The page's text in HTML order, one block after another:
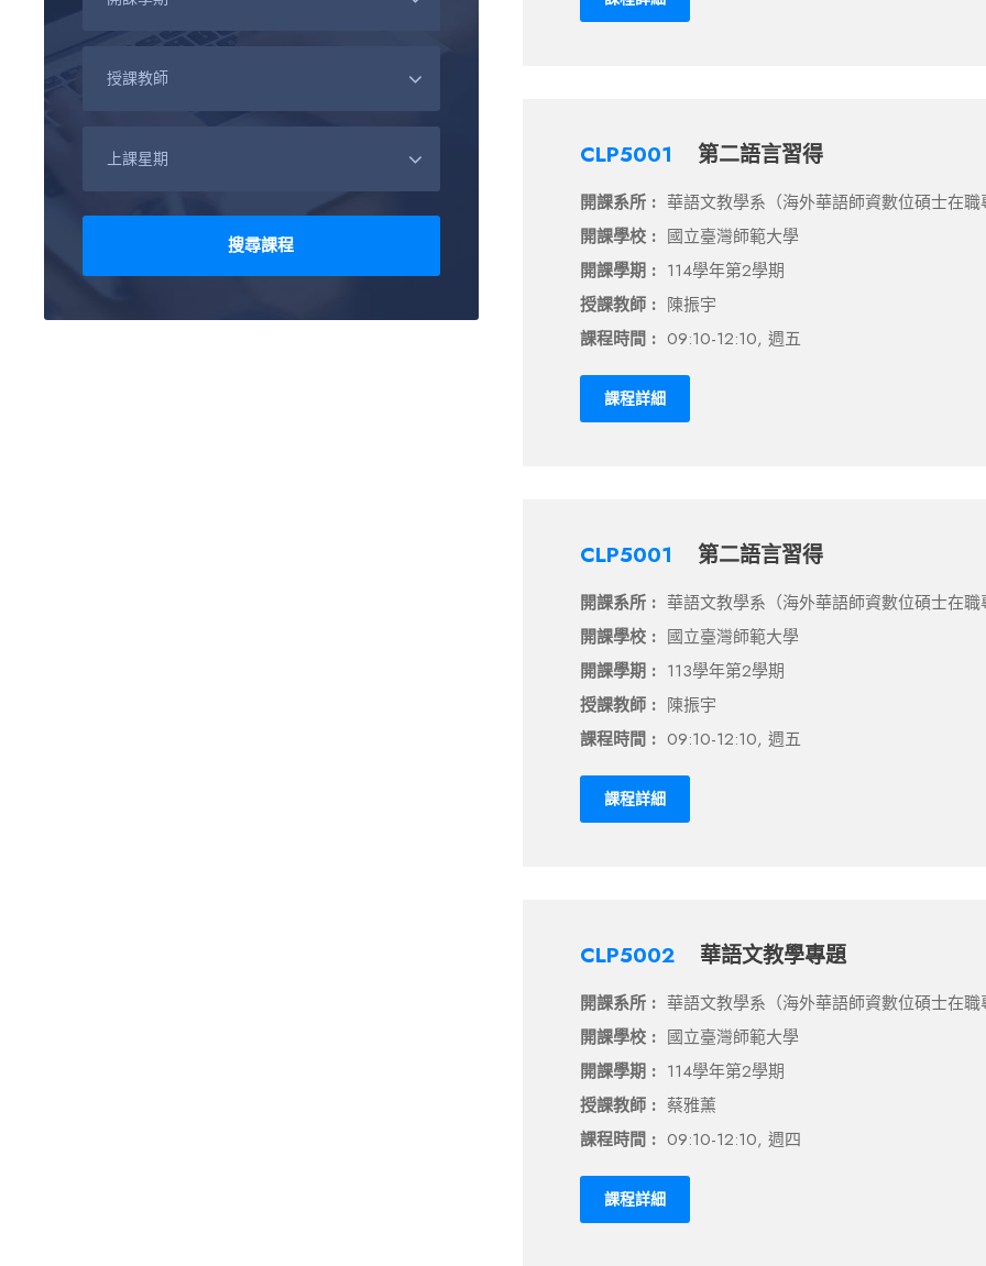
CLP5001 第二語言習得
開課系所 : 華語文教學系（海外華語師資數位碩士在職
開課學校 : 國立臺灣師範大學
開課學期 : 114學年第2學期
授課教師 : 陳振宇
課程時間 : 09:10-12:10, 週五
課程詳細
CLP5001 第二語言習得
開課系所 : 華語文教學系（海外華語師資數位碩士在職
開課學校 : 國立臺灣師範大學
開課學期 : 113學年第2學期
授課教師 : 陳振宇
課程時間 : 09:10-12:10, 週五
課程詳細
CLP5002 華語文教學專題
開課系所 : 華語文教學系（海外華語師資數位碩士在職
開課學校 : 國立臺灣師範大學
開課學期 : 114學年第2學期
授課教師 : 蔡雅薰
課程時間 : 09:10-12:10, 週四
課程詳細